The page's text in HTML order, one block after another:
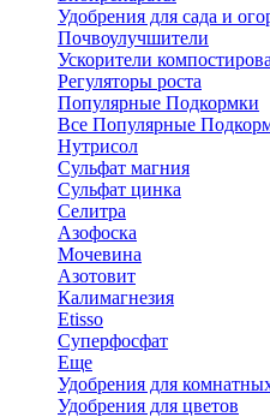
Удобрения для сада и
Почвоулучшители
Ускорители
Регуляторы роста
Популярные Подкормки
Все Популярные
Нутрисол
Сульфат магния
Сульфат цинка
Селитра
Азофоска
Мочевина
Азотовит
Калимагнезия
Etisso
Суперфосфат
Еще
Удобрения для
Удобрения для цветов